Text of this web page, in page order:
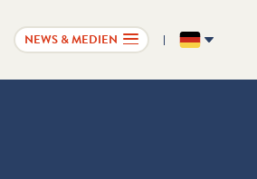
NEWS & MEDIEN DE